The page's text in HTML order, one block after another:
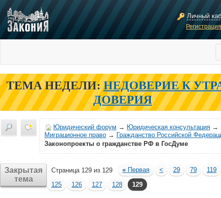
Личный
ТЕМА НЕДЕЛИ: НЕДОВЕРИЕ К
ДОВЕРИЯ
Юридический форум → Юридическая консультация →
Миграционное право → Гражданство Российской
Законопроекты о гражданстве РФ в ГосДуме
Закрытая
тема
Страница 129 из 129 « Первая < 29 79
119
125
126 127 128 129